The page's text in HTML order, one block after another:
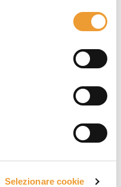
Selezionare cookie